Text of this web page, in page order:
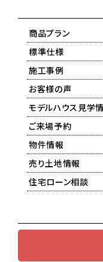
商品プラン
標準仕様
施工事例
お客様の声
モデルハウス見学
ご来場予約
物件情報
売り土地情報
住宅ローン相談